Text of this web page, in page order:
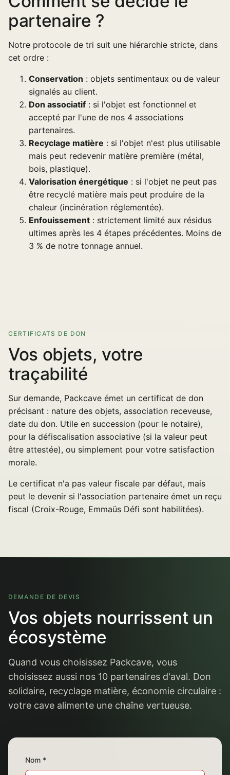
partenaire ?
Notre protocole de tri suit une hiérarchie stricte, dans
cet ordre :
Conservation : objets sentimentaux ou de valeur
signalés au client.
Don associatif : si l'objet est fonctionnel et
accepté par l'une de nos 4 associations
partenaires.
Recyclage matière : si l'objet n'est plus utilisable
mais peut redevenir matière première (métal,
bois, plastique).
Valorisation énergétique : si l'objet ne peut pas
être recyclé matière mais peut produire de la
chaleur (incinération réglementée).
Enfouissement : strictement limité aux résidus
ultimes après les 4 étapes précédentes. Moins de
3 % de notre tonnage annuel.
CERTIFICATS DE DON
Vos objets, votre
traçabilité
Sur demande, Packcave émet un certificat de don
précisant : nature des objets, association receveuse,
date du don. Utile en succession (pour le notaire),
pour la défiscalisation associative (si la valeur peut
être attestée), ou simplement pour votre satisfaction
morale.
Le certificat n'a pas valeur fiscale par défaut, mais
peut le devenir si l'association partenaire émet un reçu
fiscal (Croix-Rouge, Emmaüs Défi sont habilitées).
DEMANDE DE DEVIS
Vos objets nourrissent un
écosystème
Quand vous choisissez Packcave, vous
choisissez aussi nos 10 partenaires d'aval. Don
solidaire, recyclage matière, économie circulaire :
votre cave alimente une chaîne vertueuse.
Nom *